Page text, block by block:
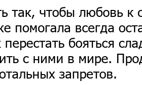
так, чтобы любовь
помогала всегда
бояться
с ними в мире.
запретов.